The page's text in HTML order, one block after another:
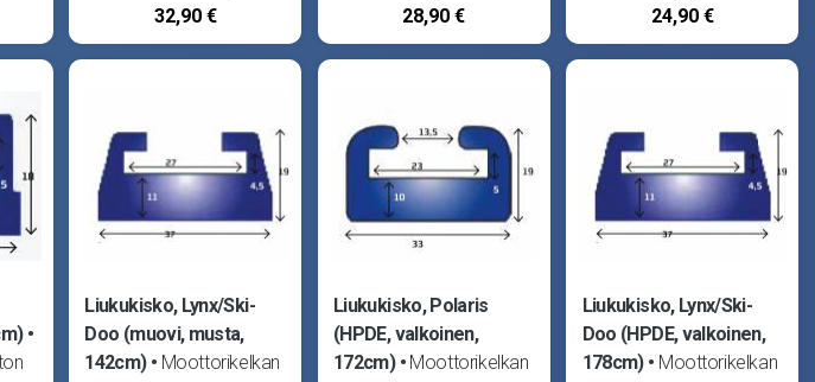
myydään kappaleittain.
Tarve kaksi kappaletta
muovista. Sopii Yamaha
Apex 07, Apex X-TX 11-
18, FX Nytro 08-14,
32,90 €
kappaleittain. Tarve kaksi
kappaletta per telasto.
Sopii Aktiv sekä Arctic
Cat 4T Touring 660 02-
03, 4T
28,90 €
kappaleittain. Tarve kaksi
kappaletta per telasto.
Sopii Yamaha ET410
Enticer 2 LT 92-95,
ET410TR 01, EX570
24,90 €
Liukukisko, Lynx/Ski-
Doo (muovi, musta,
142cm)
Moottorikelkan
Liukukisko, Polaris
(HPDE, valkoinen,
172cm)
Moottorikelkan
Liukukisko, Lynx/Ski-
Doo (HPDE, valkoinen,
178cm)
Moottorikelkan